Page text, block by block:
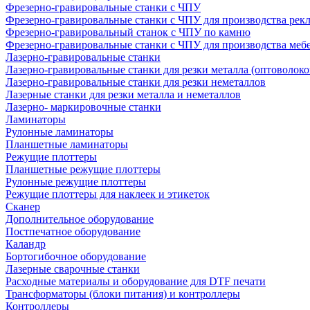
Фрезерно-гравировальные станки с ЧПУ
Фрезерно-гравировальные станки с ЧПУ для производства
Фрезерно-гравировальный станок с ЧПУ по камню
Фрезерно-гравировальные станки с ЧПУ для производства
Лазерно-гравировальные станки
Лазерно-гравировальные станки для резки металла
Лазерно-гравировальные станки для резки неметаллов
Лазерные станки для резки металла и неметаллов
Лазерно- маркировочные станки
Ламинаторы
Рулонные ламинаторы
Планшетные ламинаторы
Режущие плоттеры
Планшетные режущие плоттеры
Рулонные режущие плоттеры
Режущие плоттеры для наклеек и этикеток
Сканер
Дополнительное оборудование
Постпечатное оборудование
Каландр
Бортогибочное оборудование
Лазерные сварочные станки
Расходные материалы и оборудование для DTF печати
Трансформаторы (блоки питания) и контроллеры
Контроллеры